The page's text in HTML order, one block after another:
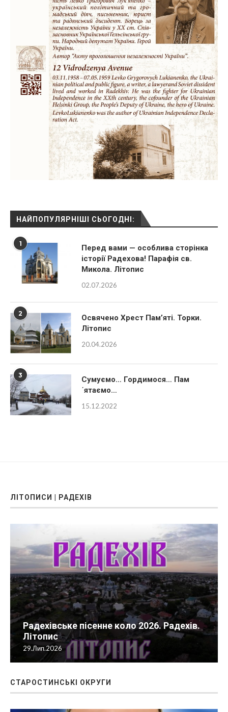
НАЙПОПУЛЯРНІШІ СЬОГОДНІ:
1
Перед вами — особлива сторінка
історії Радехова! Парафія св.
Микола. Літопис
02.07.2026
2
Освячено Хрест Пам’яті. Торки.
Літопис
20.04.2026
3
Сумуємо… Гордимося… Пам
´ятаємо…
15.12.2022
ЛІТОПИСИ | РАДЕХІВ
Радехівське пісенне коло 2026. Радехів.
Літопис
29.Лип.2026
СТАРОСТИНСЬКІ ОКРУГИ